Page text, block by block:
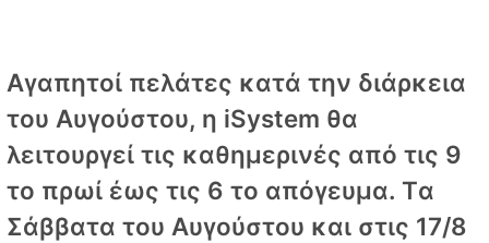
Αγαπητοί πελάτες κατά την διάρκεια
του Αυγούστου, η iSystem θα
λειτουργεί τις καθημερινές από τις 9
το πρωί έως τις 6 το απόγευμα. Tα
Σάββατα του Αυγούστου και στις 17/8